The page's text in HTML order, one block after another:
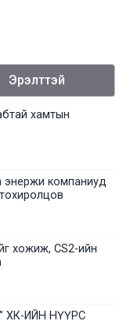
Эрэлттэй
хамтын
энержи компаниуд
хожиж, CS2-ийн
ХК-ИЙН НҮҮРС